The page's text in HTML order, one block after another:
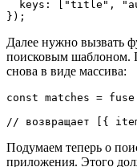
});
Далее нужно вызвать
поисковым шаблоном.
снова в виде массива:
const matches =
// возвращает [{
Подумаем теперь о
приложения. Этого